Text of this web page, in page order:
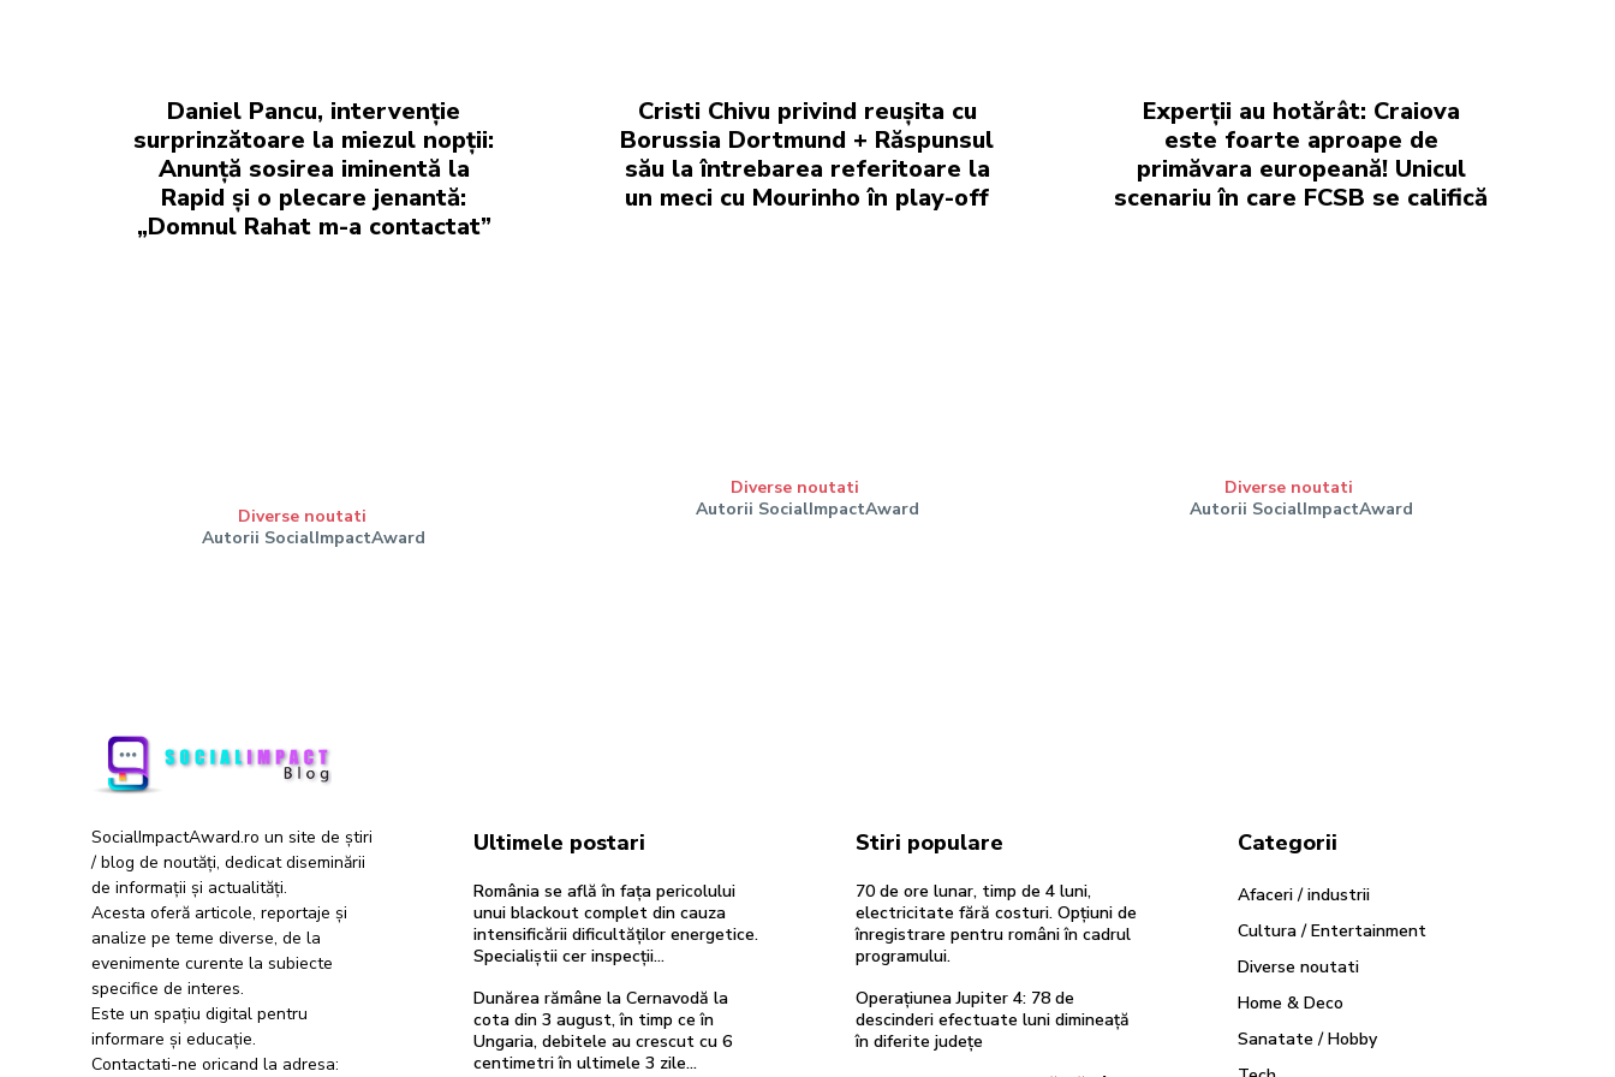
Daniel Pancu, intervenție
surprinzătoare la miezul nopții:
Anunță sosirea iminentă la
Rapid și o plecare jenantă:
„Domnul Rahat m-a contactat”
Diverse noutati
Autorii SocialImpactAward
Cristi Chivu privind reușita cu
Borussia Dortmund + Răspunsul
său la întrebarea referitoare la
un meci cu Mourinho în play-off
Diverse noutati
Autorii SocialImpactAward
Experții au hotărât: Craiova
este foarte aproape de
primăvara europeană! Unicul
scenariu în care FCSB se califică
Diverse noutati
Autorii SocialImpactAward
SocialImpactAward.ro un site de știri
/ blog de noutăți, dedicat diseminării
de informații și actualități.
Acesta oferă articole, reportaje și
analize pe teme diverse, de la
evenimente curente la subiecte
specifice de interes.
Este un spațiu digital pentru
informare și educație.
Contactati-ne oricand la adresa:
Ultimele postari
România se află în fața pericolului
unui blackout complet din cauza
intensificării dificultăților energetice.
Specialiștii cer inspecții…
Dunărea rămâne la Cernavodă la
cota din 3 august, în timp ce în
Ungaria, debitele au crescut cu 6
centimetri în ultimele 3 zile...
Stiri populare
70 de ore lunar, timp de 4 luni,
electricitate fără costuri. Opțiuni de
înregistrare pentru români în cadrul
programului.
Operațiunea Jupiter 4: 78 de
descinderi efectuate luni dimineață
în diferite județe
Categorii
Afaceri / industrii
Cultura / Entertainment
Diverse noutati
Home & Deco
Sanatate / Hobby